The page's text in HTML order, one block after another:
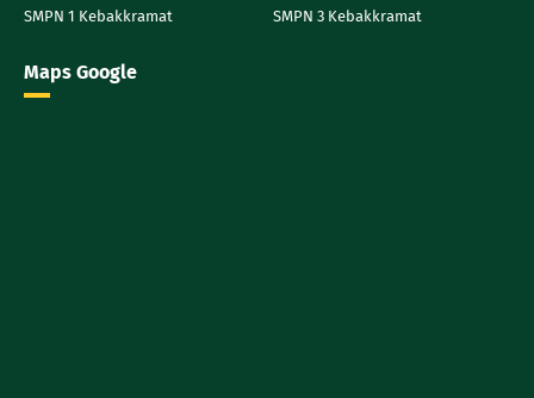
SMPN 1 Kebakkramat
SMPN 3 Kebakkramat
Maps Google